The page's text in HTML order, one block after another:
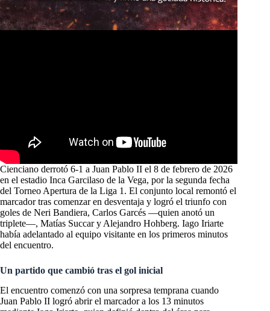
Cienciano derrotó 6-1 a Juan Pablo II el 8 de febrero de 2026
en el estadio Inca Garcilaso de la Vega, por la segunda fecha
del Torneo Apertura de la Liga 1. El conjunto local remontó el
marcador tras comenzar en desventaja y logró el triunfo con
goles de Neri Bandiera, Carlos Garcés —quien anotó un
triplete—, Matías Succar y Alejandro Hohberg. Iago Iriarte
había adelantado al equipo visitante en los primeros minutos
del encuentro.
Un partido que cambió tras el gol inicial
El encuentro comenzó con una sorpresa temprana cuando
Juan Pablo II logró abrir el marcador a los 13 minutos